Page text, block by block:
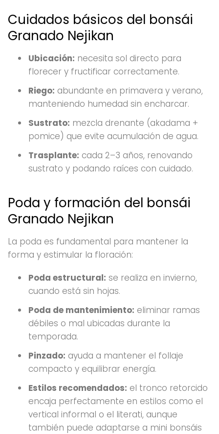
Cuidados básicos del bonsái
Granado Nejikan
Ubicación: necesita sol directo para
florecer y fructificar correctamente.
Riego: abundante en primavera y verano,
manteniendo humedad sin encharcar.
Sustrato: mezcla drenante (akadama +
pomice) que evite acumulación de agua.
Trasplante: cada 2–3 años, renovando
sustrato y podando raíces con cuidado.
Poda y formación del bonsái
Granado Nejikan
La poda es fundamental para mantener la
forma y estimular la floración:
Poda estructural: se realiza en invierno,
cuando está sin hojas.
Poda de mantenimiento: eliminar ramas
débiles o mal ubicadas durante la
temporada.
Pinzado: ayuda a mantener el follaje
compacto y equilibrar energía.
Estilos recomendados: el tronco retorcido
encaja perfectamente en estilos como el
vertical informal o el literati, aunque
también puede adaptarse a mini bonsáis